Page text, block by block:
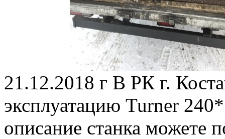
21.12.2018 г В РК г.
эксплуатацию Turner
описание станка можете